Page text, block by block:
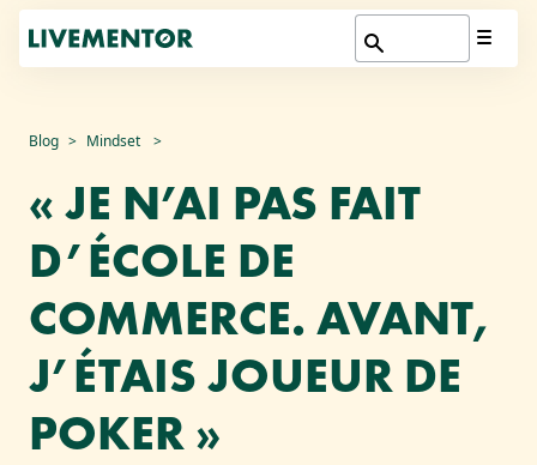
Aller
contenu
Blog Mindset
« JE N’AI PAS FAIT
D’ÉCOLE DE
COMMERCE. AVANT,
J’ÉTAIS JOUEUR DE
POKER »